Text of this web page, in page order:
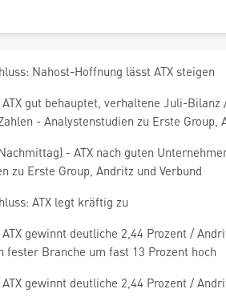
Nahost-Hoffnung lässt ATX steigen
gut behauptet, verhaltene Juli-
- Analystenstudien zu Erste Group,
- ATX nach guten
zu Erste Group, Andritz und Verbund
ATX legt kräftig zu
gewinnt deutliche 2,44 Prozent /
fester Branche um fast 13 Prozent hoch
gewinnt deutliche 2,44 Prozent /